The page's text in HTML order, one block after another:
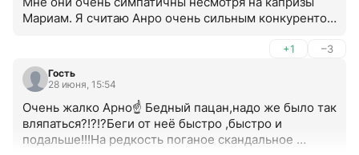
Мариам. Я считаю Анро очень сильным конкурентом
пересмотрит своё отношение к Анро и поймет, что
он прекрасный парень, который искренне любит её
и они будут счастливы вместе. Мариам, милая
немного избавьтесь от капризов и все у вас будет
замечательно. Мне 76 лет, поверьте Анро вас любит,
цените это. Счастья вам!!! И ещё очень хочется
чтобы вас вернули в проект. Без вас скучно.
+1 –3
Гость
28 июня, 15:54
Очень жалко Арно☝️ Бедный пацан,надо же было так
вляпаться?!?!?Беги от неё быстро ,быстро и
подальше!!!На редкость поганое скандальное